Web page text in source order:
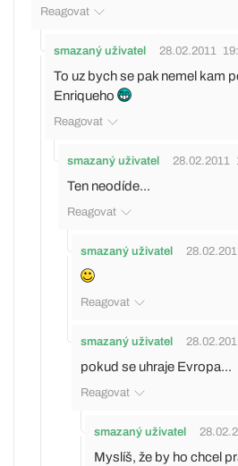
Reagovat
smazaný uživatel 28.02.2011
To uz bych se pak nemel kam
Enriqueho
Reagovat
smazaný uživatel 28.02.2011
Ten neodíde...
Reagovat
smazaný uživatel
Reagovat
smazaný uživatel
pokud se uhraje Evropa...
Reagovat
smazaný uživatel
Myslíš, že by ho chcel